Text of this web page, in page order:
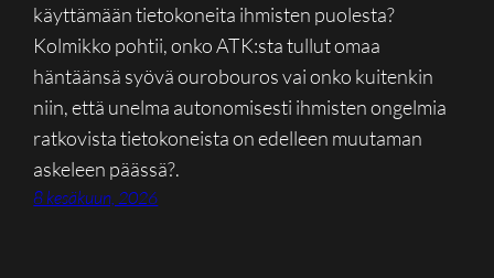
käyttämään tietokoneita ihmisten puolesta?
Kolmikko pohtii, onko ATK:sta tullut omaa
häntäänsä syövä ourobouros vai onko kuitenkin
niin, että unelma autonomisesti ihmisten ongelmia
ratkovista tietokoneista on edelleen muutaman
askeleen päässä?.
8 kesäkuun, 2026